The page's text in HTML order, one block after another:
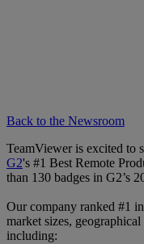
Back to the Newsroom
TeamViewer is excited to
G2's #1 Best Remote
than 130 badges in G2’s
Our company ranked #1
market sizes,
including: